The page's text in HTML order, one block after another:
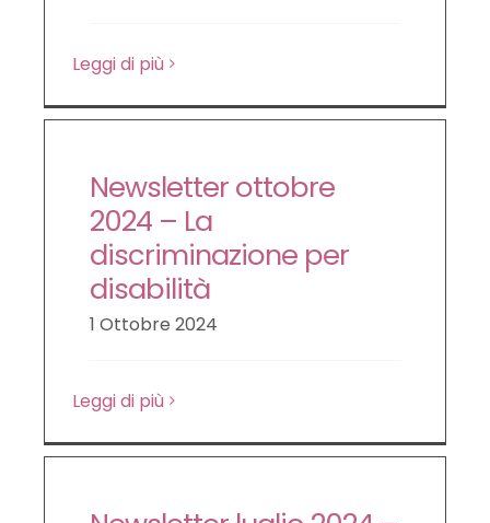
Leggi di più
Newsletter ottobre
2024 – La
discriminazione per
disabilità
1 Ottobre 2024
Leggi di più